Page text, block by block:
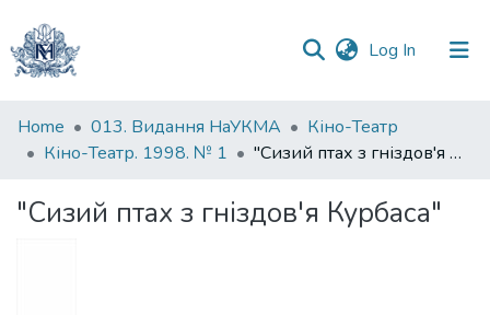
Log In (current)
Communities
&
All of DSpace
Home 013. Видання НаУКМА
Кіно-Театр
Кіно-Театр. 1998. № 1
"Сизий птах з гніздов'я Курбаса"
"Сизий птах з гніздов'я Курбаса"